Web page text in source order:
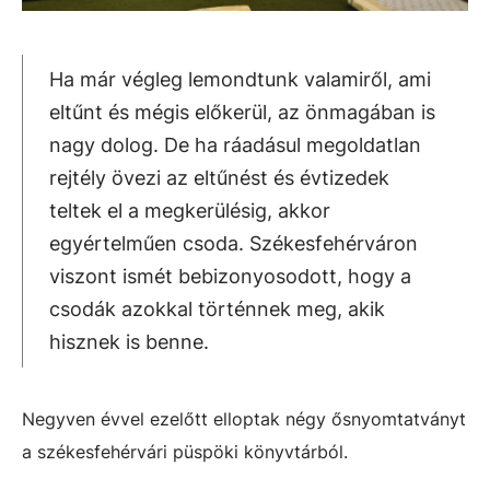
Ha már végleg lemondtunk valamiről, ami
eltűnt és mégis előkerül, az önmagában is
nagy dolog. De ha ráadásul megoldatlan
rejtély övezi az eltűnést és évtizedek
teltek el a megkerülésig, akkor
egyértelműen csoda. Székesfehérváron
viszont ismét bebizonyosodott, hogy a
csodák azokkal történnek meg, akik
hisznek is benne.
Negyven évvel ezelőtt elloptak négy ősnyomtatványt
a székesfehérvári püspöki könyvtárból.